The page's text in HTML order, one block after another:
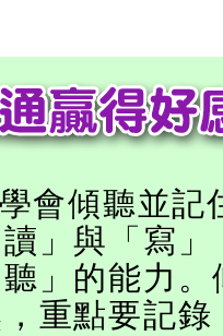
會傾聽並記
讀」與「寫
聽」的能力
重點要記